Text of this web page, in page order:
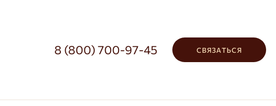
8 (800) 700-97-45 СВЯЗАТЬСЯ